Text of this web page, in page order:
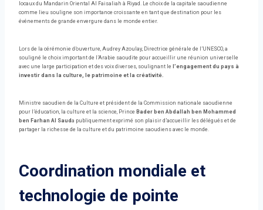
locaux du Mandarin Oriental Al Faisaliah à Riyad. Le choix de la capitale saoudienne
comme lieu souligne son importance croissante en tant que destination pour les
événements de grande envergure dans le monde entier.
Lors de la cérémonie d’ouverture, Audrey Azoulay, Directrice générale de l’UNESCO, a
souligné le choix important de l’Arabie saoudite pour accueillir une réunion universelle
avec une large participation et des voix diverses, soulignant le l’engagement du pays à
investir dans la culture, le patrimoine et la créativité.
Ministre saoudien de la Culture et président de la Commission nationale saoudienne
pour l’éducation, la culture et la science, Prince Bader ben Abdallah ben Mohammed
ben Farhan Al Saud a publiquement exprimé son plaisir d’accueillir les délégués et de
partager la richesse de la culture et du patrimoine saoudiens avec le monde.
Coordination mondiale et
technologie de pointe